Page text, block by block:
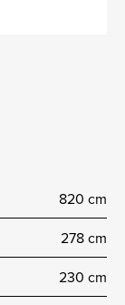
820 cm
278 cm
230 cm